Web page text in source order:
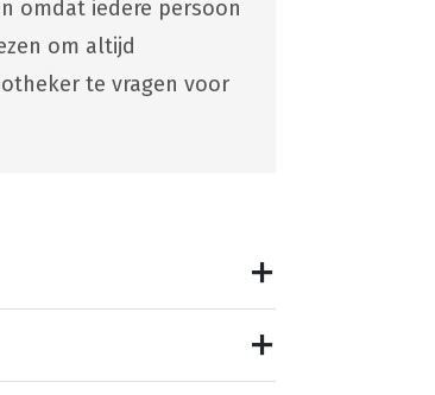
omdat iedere persoon
om altijd
te vragen voor